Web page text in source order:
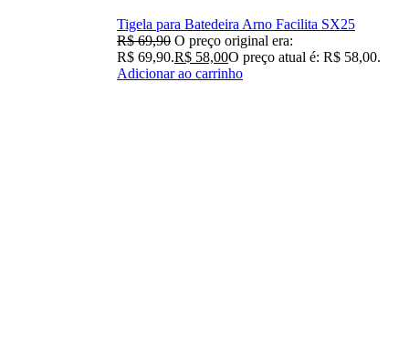
Tigela para Batedeira Arno Facilita SX25
R$69,90 O preço original era:
R$ 69,90.R$ 58,00O preço atual é: R$ 58,00.
Adicionar ao carrinho